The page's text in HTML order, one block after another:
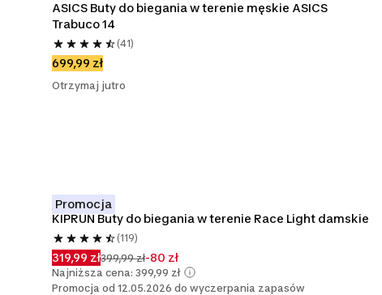
ASICS Buty do biegania w terenie męskie ASICS
Trabuco 14
(41)
699,99 zł
Otrzymaj jutro
Promocja
KIPRUN Buty do biegania w terenie Race Light damskie
(119)
319,99 zł399,99 zł-80 zł
Najniższa cena: 399,99 zł
Promocja od 12.05.2026 do wyczerpania zapasów